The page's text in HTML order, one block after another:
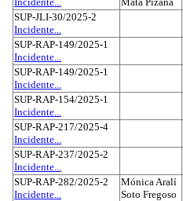
SUP-JLI-30/2025-2
Incidente...
SUP-RAP-149/2025-1
Incidente...
SUP-RAP-149/2025-1
Incidente...
SUP-RAP-154/2025-1
Incidente...
SUP-RAP-217/2025-4
Incidente...
SUP-RAP-237/2025-2
Incidente...
SUP-RAP-282/2025-2
Incidente...
Mónica Aralí
Soto Fregoso